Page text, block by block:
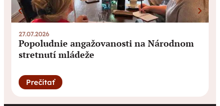
27.07.2026
Popoludnie angažovanosti na Národnom
stretnutí mládeže
Prečítať